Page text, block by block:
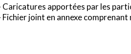
Caricatures apportées par les
Fichier joint en annexe